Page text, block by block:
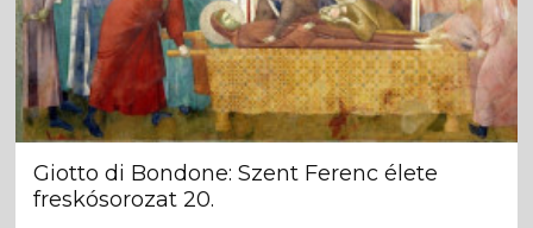
Giotto di Bondone: Szent Ferenc élete
freskósorozat 20.